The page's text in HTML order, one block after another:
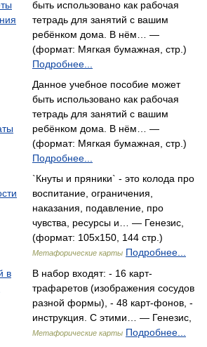
быть использовано как рабочая
тетрадь для занятий с вашим
ребёнком дома. В нём… —
(формат: Мягкая бумажная, стр.)
Подробнее...
Данное учебное пособие может
быть использовано как рабочая
тетрадь для занятий с вашим
ребёнком дома. В нём… —
(формат: Мягкая бумажная, стр.)
Подробнее...
`Кнуты и пряники` - это колода про
воспитание, ограничения,
наказания, подавление, про
чувства, ресурсы и… — Генезис,
(формат: 105x150, 144 стр.)
Метафорические карты Подробнее...
в
В набор входят: - 16 карт-
трафаретов (изображения сосудов
разной формы), - 48 карт-фонов, -
инструкция. С этими… — Генезис,
Метафорические карты Подробнее...